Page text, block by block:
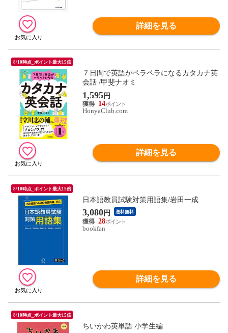
詳細を見る
8/10時点_ポイント最大15倍
７日間で英語がペラペラになるカタカナ英
会話 /甲斐ナオミ
1,595円
14
HonyaClub.com
詳細を見る
8/10時点_ポイント最大15倍
日本語教員試験対策用語集/岩田一成
3,080円 送料無料
28
bookfan
詳細を見る
8/10時点_ポイント最大15倍
ちいかわ英単語 小学生編